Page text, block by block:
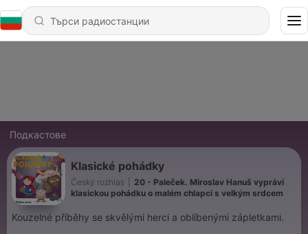
Подкастове
Klasické pohádky
Český rozhlas
20 - Paleček. Miroslav Hanuš vypráví
klasickou pohádku o malém chlapci s velkým srdcem
Kouzelné příběhy se skvělými herci a oblíbenými zápletkami.